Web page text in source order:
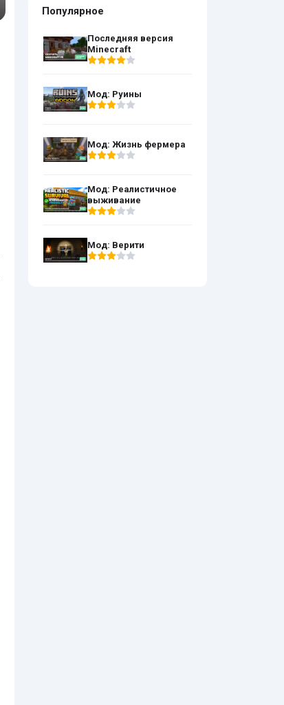
Популярное
Последняя версия
Minecraft
Мод: Руины
Мод: Жизнь фермера
Мод: Реалистичное
выживание
Мод: Верити